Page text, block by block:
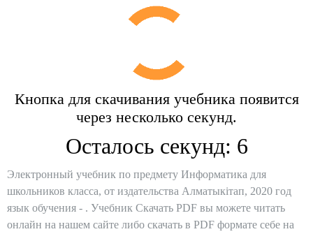
Кнопка для скачивания учебника появится
через несколько секунд.
Осталось секунд: 6
Электронный учебник по предмету Информатика для
школьников класса, от издательства Алматыкітап, 2020 год
язык обучения - . Учебник Скачать PDF вы можете читать
онлайн на нашем сайте либо скачать в PDF формате себе на